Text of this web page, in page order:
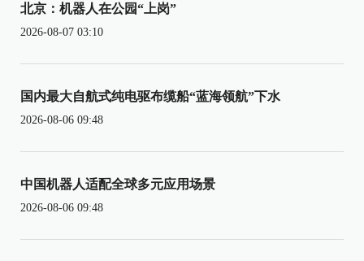
北京：机器人在公园“上岗”
2026-08-07 03:10
国内最大自航式纯电驱布缆船“蓝海领航”下水
2026-08-06 09:48
中国机器人适配全球多元应用场景
2026-08-06 09:48